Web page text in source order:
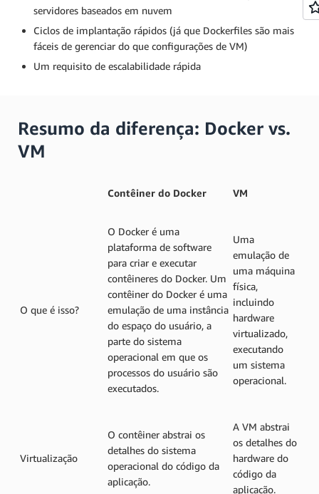
servidores baseados em nuvem
Ciclos de implantação rápidos (já que Dockerfiles são mais
fáceis de gerenciar do que configurações de VM)
Um requisito de escalabilidade rápida
Resumo da diferença: Docker vs.
VM
Contêiner do Docker VM
O que é isso?
O Docker é uma
plataforma de software
para criar e executar
contêineres do Docker. Um
contêiner do Docker é uma
emulação de uma instância
do espaço do usuário, a
parte do sistema
operacional em que os
processos do usuário são
executados.
Uma
emulação de
uma máquina
física,
incluindo
hardware
virtualizado,
executando
um sistema
operacional.
Virtualização
O contêiner abstrai os
detalhes do sistema
operacional do código da
aplicação.
A VM abstrai
os detalhes do
hardware do
código da
aplicação.